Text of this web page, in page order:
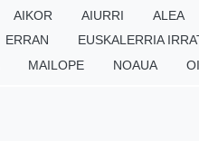
AIKOR AIURRI ALEA
ERRAN EUSKALERRIA
MAILOPE NOAUA